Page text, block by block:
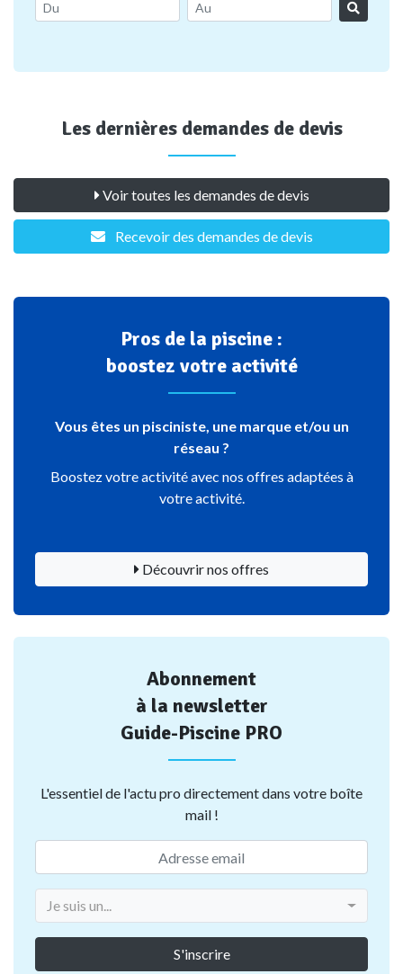
Les dernières demandes de devis
Voir toutes les demandes de devis
Recevoir des demandes de devis
Pros de la piscine :
boostez votre activité
Vous êtes un pisciniste, une marque et/ou un
réseau ?
Boostez votre activité avec nos offres adaptées à
votre activité.
Découvrir nos offres
Abonnement
à la newsletter
Guide-Piscine PRO
L'essentiel de l'actu pro directement dans votre boîte
mail !
Je suis un...